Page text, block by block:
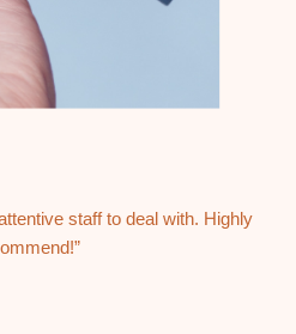
staff to deal with. Highly